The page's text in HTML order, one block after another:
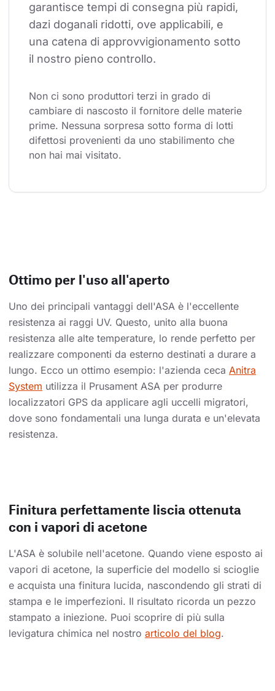
garantisce tempi di consegna più rapidi,
dazi doganali ridotti, ove applicabili, e
una catena di approvvigionamento sotto
il nostro pieno controllo.
Non ci sono produttori terzi in grado di
cambiare di nascosto il fornitore delle materie
prime. Nessuna sorpresa sotto forma di lotti
difettosi provenienti da uno stabilimento che
non hai mai visitato.
Ottimo per l'uso all'aperto
Uno dei principali vantaggi dell'ASA è l'eccellente
resistenza ai raggi UV. Questo, unito alla buona
resistenza alle alte temperature, lo rende perfetto per
realizzare componenti da esterno destinati a durare a
lungo. Ecco un ottimo esempio: l'azienda ceca Anitra
System utilizza il Prusament ASA per produrre
localizzatori GPS da applicare agli uccelli migratori,
dove sono fondamentali una lunga durata e un'elevata
resistenza.
Finitura perfettamente liscia ottenuta
con i vapori di acetone
L'ASA è solubile nell'acetone. Quando viene esposto ai
vapori di acetone, la superficie del modello si scioglie
e acquista una finitura lucida, nascondendo gli strati di
stampa e le imperfezioni. Il risultato ricorda un pezzo
stampato a iniezione. Puoi scoprire di più sulla
levigatura chimica nel nostro articolo del blog.